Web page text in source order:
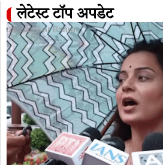
लेटेस्ट टॉप अपडेट
Jansarokar Bharat